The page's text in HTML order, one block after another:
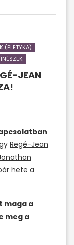
(PLETYKA)
JEAN
Regé-Jean
hete a
maga a
meg a